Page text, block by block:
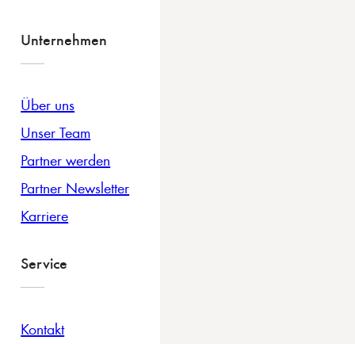
Unternehmen
Über uns
Unser Team
Partner werden
Partner Newsletter
Karriere
Service
Kontakt